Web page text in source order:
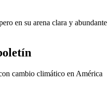
en su arena clara y abundante
cambio climático en América